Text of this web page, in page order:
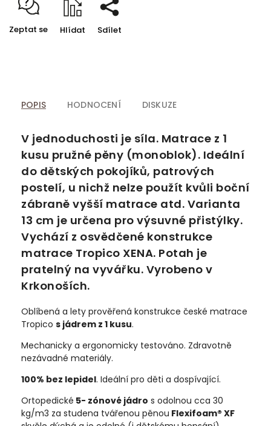
Zeptat se Hlídat Sdílet
POPIS HODNOCENÍ DISKUZE
V jednoduchosti je síla. Matrace z 1
kusu pružné pěny (monoblok). Ideální
do dětských pokojíků, patrových
postelí, u nichž nelze použít kvůli boční
zábraně vyšší matrace atd. Varianta
13 cm je určena pro výsuvné přistýlky.
Vychází z osvědčené konstrukce
matrace Tropico XENA. Potah je
pratelný na vyvářku. Vyrobeno v
Krkonoších.
Oblíbená a lety prověřená konstrukce české matrace
Tropico s jádrem z 1 kusu.
Mechanicky a ergonomicky testováno. Zdravotně
nezávadné materiály.
100% bez lepidel. Ideální pro děti a dospívající.
Ortopedické 5- zónové jádro s odolnou cca 30
kg/m3 za studena tvářenou pěnou Flexifoam® XF